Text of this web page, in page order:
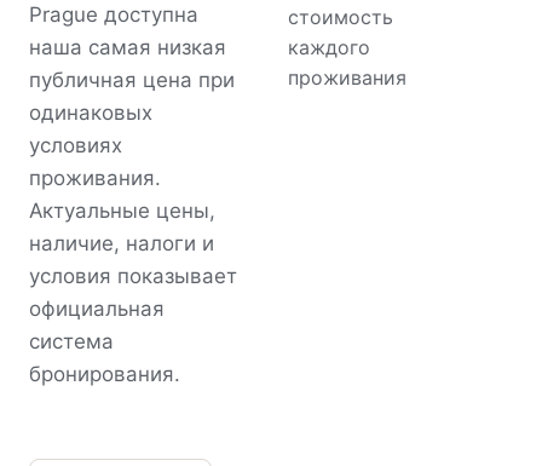
Prague доступна
наша самая низкая
публичная цена при
одинаковых
условиях
проживания.
Актуальные цены,
наличие, налоги и
условия показывает
официальная
система
бронирования.
стоимость
каждого
проживания